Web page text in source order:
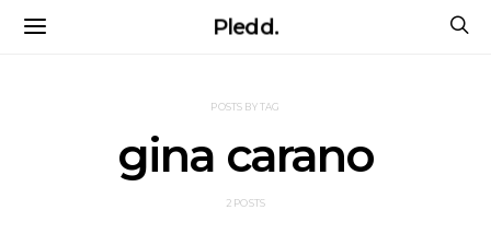
Pledd.
POSTS BY TAG
gina carano
2 POSTS